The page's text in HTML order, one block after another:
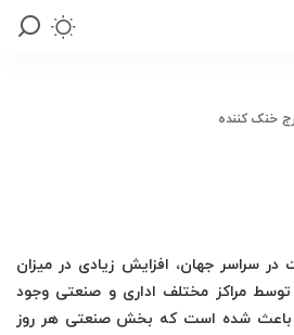
خنک کننده
سراسر جهان، افزایش زیادی در میزان
مراکز مختلف اداری و صنعتی وجود
باعث شده است که بخش صنعتی هر روز